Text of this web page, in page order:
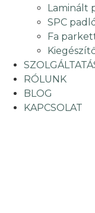
Laminált
SPC
Fa
RÓLUNK
BLOG
KAPCSOLAT